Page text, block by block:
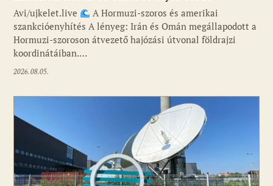
Avi/ujkelet.live
A Hormuzi-szoros és amerikai
szankcióenyhítés A lényeg: Irán és Omán megállapodott a
Hormuzi-szoroson átvezető hajózási útvonal földrajzi
koordinátáiban.…
2026.08.05.